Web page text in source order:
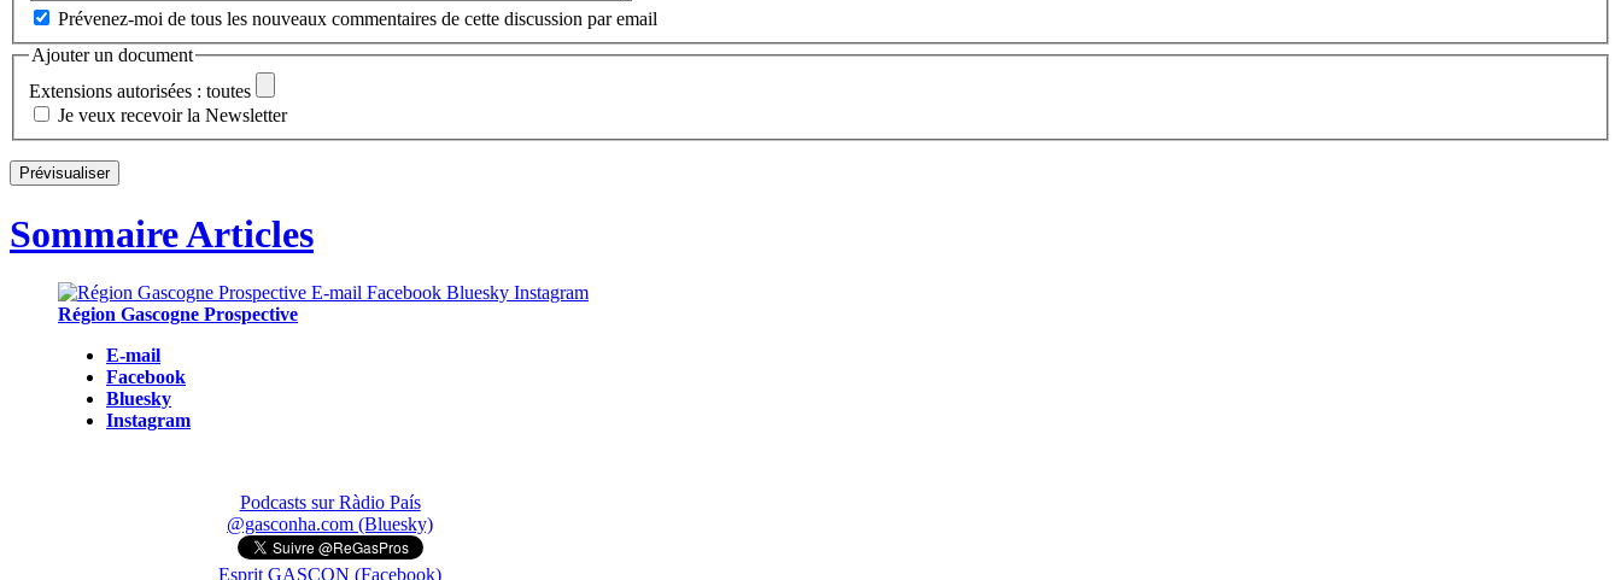
Prévenez-moi de tous les nouveaux commentaires de cette discussion par email
Ajouter un document
Extensions autorisées : toutes
Je veux recevoir la Newsletter
Sommaire Articles
Région Gascogne Prospective
E-mail
Facebook
Bluesky
Instagram
Podcasts sur Ràdio País
@gasconha.com (Bluesky)
Esprit GASCON (Facebook)